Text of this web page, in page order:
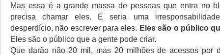
Mas essa é a grande massa de pessoas que entra no
precisa chamar eles. E seria uma
desperdício, não escrever para eles. Eles são o público
Eles são o público que a gente pode criar.
Que darão não 20 mil, mas 20 milhões de acessos por